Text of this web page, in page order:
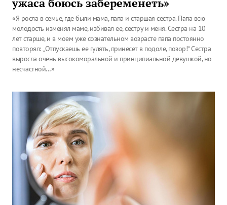
ужаса боюсь забеременеть»
«Я росла в семье, где были мама, папа и старшая сестра. Папа всю
молодость изменял маме, избивал ее, сестру и меня. Сестра на 10
лет старше, и в моем уже сознательном возрасте папа постоянно
повторял: „Отпускаешь ее гулять, принесет в подоле, позор!“ Сестра
выросла очень высокоморальной и принципиальной девушкой, но
несчастной…»